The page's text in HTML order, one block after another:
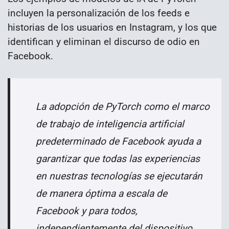
incluyen la personalización de los feeds e
historias de los usuarios en Instagram, y los que
identifican y eliminan el discurso de odio en
Facebook.
La adopción de PyTorch como el marco
de trabajo de inteligencia artificial
predeterminado de Facebook ayuda a
garantizar que todas las experiencias
en nuestras tecnologías se ejecutarán
de manera óptima a escala de
Facebook y para todos,